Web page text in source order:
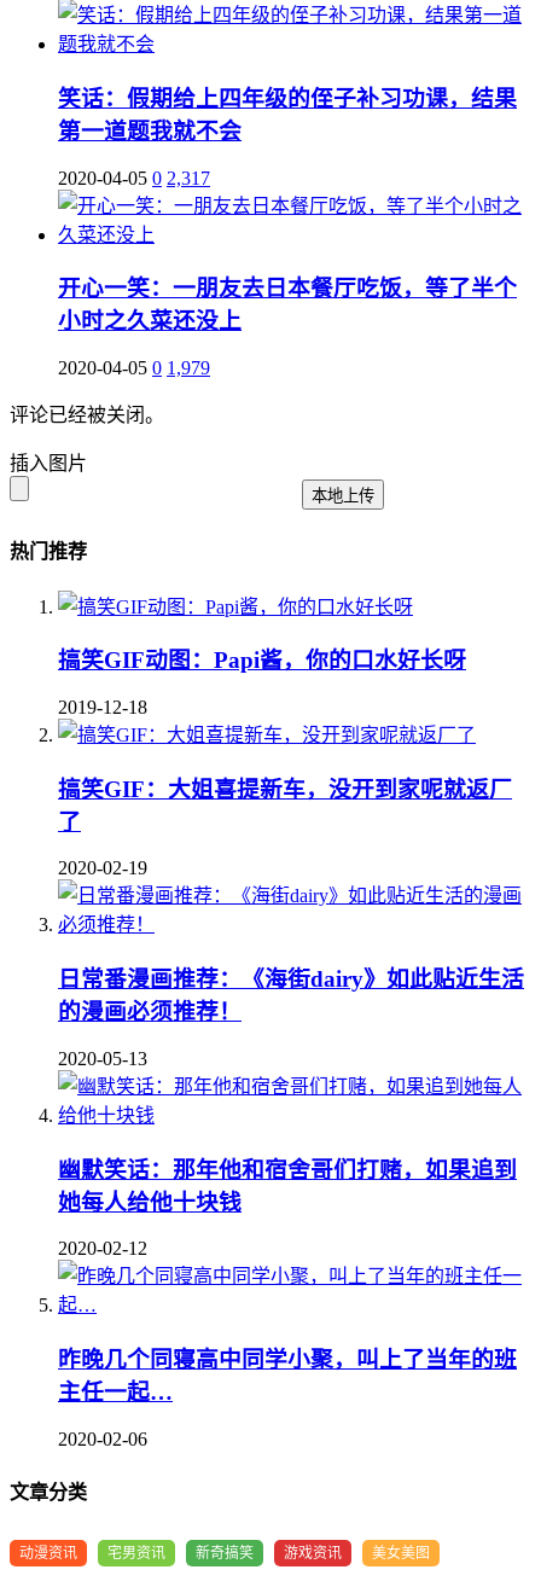
笑话：假期给上四年级的侄子补习功课，结果
第一道题我就不会
2020-04-05 0 2,317
开心一笑：一朋友去日本餐厅吃饭，等了半个
小时之久菜还没上
2020-04-05 0 1,979
评论已经被关闭。
插入图片
本地上传
热门推荐
搞笑GIF动图：Papi酱，你的口水好长呀
2019-12-18
搞笑GIF：大姐喜提新车，没开到家呢就返厂
了
2020-02-19
日常番漫画推荐：《海街dairy》如此贴近生活
的漫画必须推荐！
2020-05-13
幽默笑话：那年他和宿舍哥们打赌，如果追到
她每人给他十块钱
2020-02-12
昨晚几个同寝高中同学小聚，叫上了当年的班
主任一起…
2020-02-06
文章分类
动漫资讯 宅男资讯 新奇搞笑 游戏资讯 美女美图